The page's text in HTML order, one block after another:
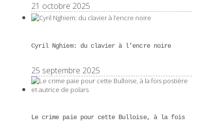
21 octobre 2025
Cyril Nghiem: du clavier à l’encre noire
25 septembre 2025
Le crime paie pour cette Bulloise, à la fois